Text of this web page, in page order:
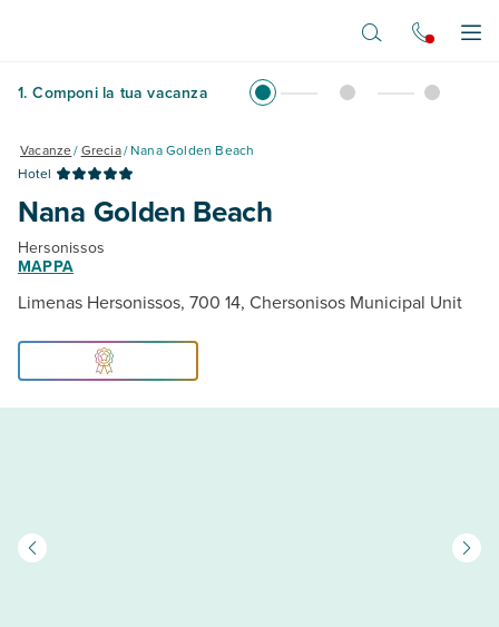
1. Componi la tua vacanza
Vacanze/Grecia/Nana Golden Beach
Hotel
Nana Golden Beach
Hersonissos
MAPPA
Limenas Hersonissos, 700 14, Chersonisos Municipal Unit